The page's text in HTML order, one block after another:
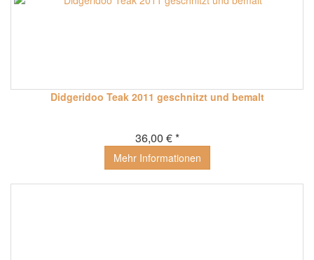
Didgeridoo Teak 2011 geschnitzt und bemalt
36,00 € *
Mehr Informationen